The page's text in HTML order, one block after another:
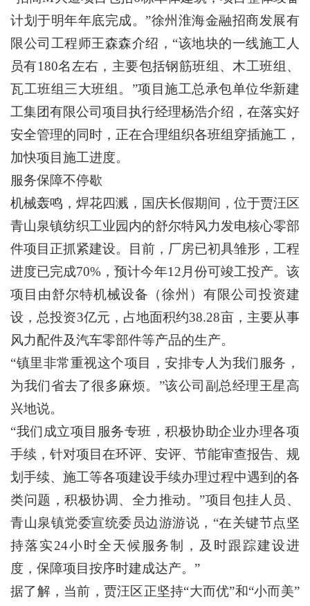
计划于明年年底完成。”徐州淮海金融招商发展有
限公司工程师王森森介绍，“该地块的一线施工人
员有180名左右，主要包括钢筋班组、木工班组、
瓦工班组三大班组。”项目施工总承包单位华新建
工集团有限公司项目执行经理杨浩介绍，在落实好
安全管理的同时，正在合理组织各班组穿插施工，
加快项目施工进度。
服务保障不停歇
机械轰鸣，焊花四溅，国庆长假期间，位于贾汪区
青山泉镇纺织工业园内的舒尔特风力发电核心零部
件项目正抓紧建设。目前，厂房已初具雏形，工程
进度已完成70%，预计今年12月份可竣工投产。该
项目由舒尔特机械设备（徐州）有限公司投资建
设，总投资3亿元，占地面积约38.28亩，主要从事
风力配件及汽车零部件等产品的生产。
“镇里非常重视这个项目，安排专人为我们服务，
为我们省去了很多麻烦。”该公司副总经理王星高
兴地说。
“我们成立项目服务专班，积极协助企业办理各项
手续，针对项目在环评、安评、节能审查报告、规
划手续、施工等各项建设手续办理过程中遇到的各
类问题，积极协调、全力推动。”项目包挂人员、
青山泉镇党委宣统委员边游游说，“在关键节点坚
持落实24小时全天候服务制，及时跟踪建设进
度，保障项目按序时建成达产。”
据了解，当前，贾汪区正坚持“大而优”和“小而美”